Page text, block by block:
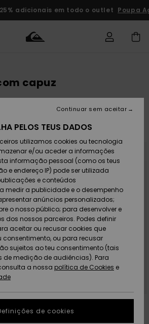
adicionais em todo o outlet Poupa
Calçado e
chinelos
Surfe/água
Snow
Artigos
recém-
chegados
Coleções
Calçado e
chinelos
Surfe/água
Neve
Artigos
recém-
chegados
Highlights
chegados
Highlights
Snow
Homem
Crianças
Highlights
Community
Neve
Homem
Artigos
Criança
Snow Shop
Feminino
Highlights
Community
Homem
Criança
Outlet
Mulher
Devoluções
Pagamento
Cartão
presente
Quiksilver
Freedom
Protecção de
dados
Guia de
tamanhos
capuz
12
PELOS TEUS DADOS
utilizamos cookies ou tecnologia
e/ou aceder a informações
informação pessoal (como os teus
e endereço IP) pode ser utilizada
e conteúdos
medir a publicidade e o desempenho
anúncios personalizados;
o nosso público; para desenvolver e
dos nossos parceiros. Podes definir
aceitar ou recusar cookies que
consentimento, ou para recusar
sujeitos ao teu consentimento (tais
de medição de audiências). Para
a nossa política de Cookies e
de cookies
Continuar sem aceitar